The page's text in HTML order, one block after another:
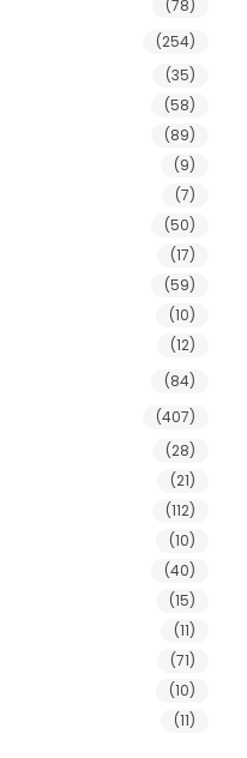
(78)
(254)
(35)
(58)
(89)
(9)
(7)
(50)
(17)
(59)
(10)
(12)
(84)
(407)
(28)
(21)
(112)
(10)
(40)
(15)
(11)
(71)
(10)
(11)